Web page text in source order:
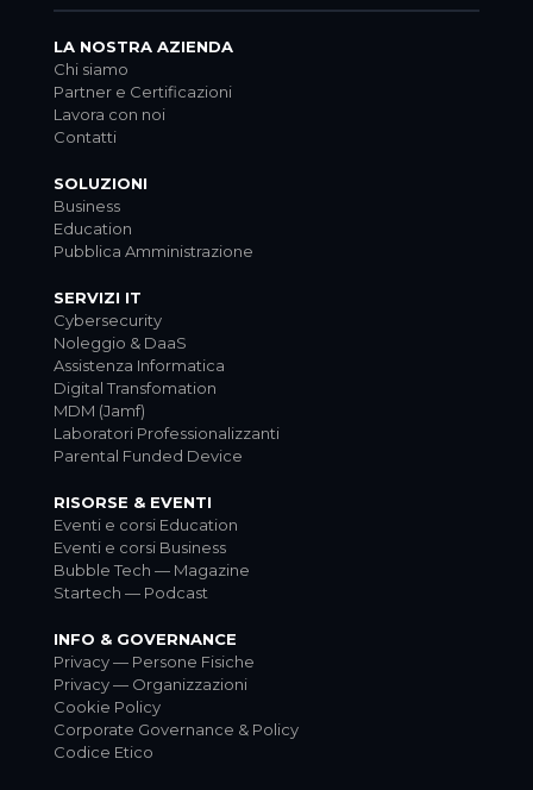
LA NOSTRA AZIENDA
Chi siamo
Partner e Certificazioni
Lavora con noi
Contatti
SOLUZIONI
Business
Education
Pubblica Amministrazione
SERVIZI IT
Cybersecurity
Noleggio & DaaS
Assistenza Informatica
Digital Transfomation
MDM (Jamf)
Laboratori Professionalizzanti
Parental Funded Device
RISORSE & EVENTI
Eventi e corsi Education
Eventi e corsi Business
Bubble Tech — Magazine
Startech — Podcast
INFO & GOVERNANCE
Privacy — Persone Fisiche
Privacy — Organizzazioni
Cookie Policy
Corporate Governance & Policy
Codice Etico